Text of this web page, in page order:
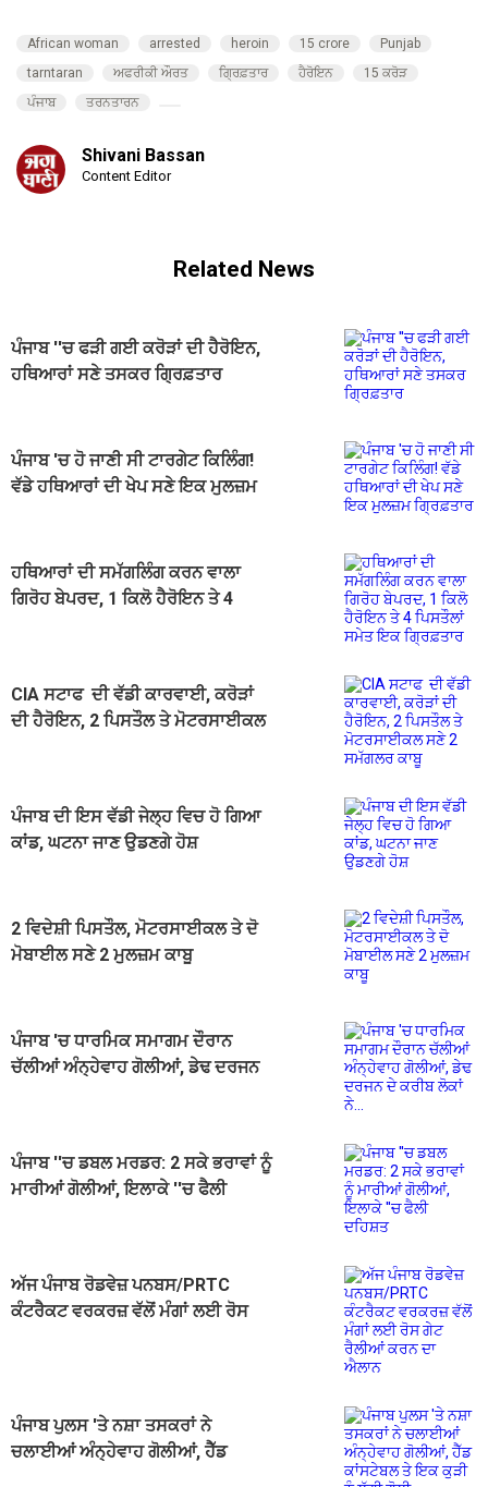
African woman arrested heroin 15 crore
Punjab
tarntaran
ਅਫਰੀਕੀ ਔਰਤ ਗ੍ਰਿਫ਼ਤਾਰ ਹੈਰੋਇਨ
15 ਕਰੋੜ
ਪੰਜਾਬ
ਤਰਨਤਾਰਨ
Shivani Bassan
Content Editor
Related News
ਪੰਜਾਬ ''ਚ ਫੜੀ ਗਈ ਕਰੋੜਾਂ ਦੀ ਹੈਰੋਇਨ,
ਹਥਿਆਰਾਂ ਸਣੇ ਤਸਕਰ ਗ੍ਰਿਫ਼ਤਾਰ
ਪੰਜਾਬ 'ਚ ਹੋ ਜਾਣੀ ਸੀ ਟਾਰਗੇਟ ਕਿਲਿੰਗ!
ਵੱਡੇ ਹਥਿਆਰਾਂ ਦੀ ਖੇਪ ਸਣੇ ਇਕ ਮੁਲਜ਼ਮ
ਹਥਿਆਰਾਂ ਦੀ ਸਮੱਗਲਿੰਗ ਕਰਨ ਵਾਲਾ
ਗਿਰੋਹ ਬੇਪਰਦ, 1 ਕਿਲੋ ਹੈਰੋਇਨ ਤੇ 4
CIA ਸਟਾਫ ਦੀ ਵੱਡੀ ਕਾਰਵਾਈ, ਕਰੋੜਾਂ
ਦੀ ਹੈਰੋਇਨ, 2 ਪਿਸਤੌਲ ਤੇ ਮੋਟਰਸਾਈਕਲ
ਪੰਜਾਬ ਦੀ ਇਸ ਵੱਡੀ ਜੇਲ੍ਹ ਵਿਚ ਹੋ ਗਿਆ
ਕਾਂਡ, ਘਟਨਾ ਜਾਣ ਉਡਣਗੇ ਹੋਸ਼
2 ਵਿਦੇਸ਼ੀ ਪਿਸਤੌਲ, ਮੋਟਰਸਾਈਕਲ ਤੇ ਦੋ
ਮੋਬਾਈਲ ਸਣੇ 2 ਮੁਲਜ਼ਮ ਕਾਬੂ
ਪੰਜਾਬ 'ਚ ਧਾਰਮਿਕ ਸਮਾਗਮ ਦੌਰਾਨ
ਚੱਲੀਆਂ ਅੰਨ੍ਹੇਵਾਹ ਗੋਲੀਆਂ, ਡੇਢ ਦਰਜਨ
ਪੰਜਾਬ ''ਚ ਡਬਲ ਮਰਡਰ: 2 ਸਕੇ ਭਰਾਵਾਂ ਨੂੰ
ਮਾਰੀਆਂ ਗੋਲੀਆਂ, ਇਲਾਕੇ ''ਚ ਫੈਲੀ
ਅੱਜ ਪੰਜਾਬ ਰੋਡਵੇਜ਼ ਪਨਬਸ/PRTC
ਕੰਟਰੈਕਟ ਵਰਕਰਜ਼ ਵੱਲੋਂ ਮੰਗਾਂ ਲਈ ਰੋਸ
ਪੰਜਾਬ ਪੁਲਸ 'ਤੇ ਨਸ਼ਾ ਤਸਕਰਾਂ ਨੇ
ਚਲਾਈਆਂ ਅੰਨ੍ਹੇਵਾਹ ਗੋਲੀਆਂ, ਹੈੱਡ